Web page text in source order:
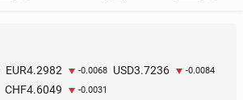
EUR4.2982 -0.0068 USD3.7236 -0.0084
CHF4.6049 -0.0031